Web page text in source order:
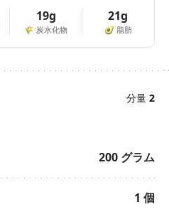
19g
🌾 炭水化物
21g
🥑 脂肪
分量 2
200 グラム
1 個